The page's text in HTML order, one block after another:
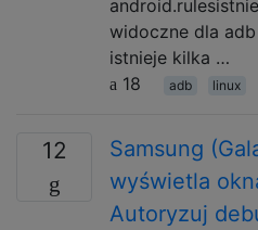
widoczne dla
istnieje kilka …
18
adb linux
12
Samsung
wyświetla
Autoryzuj